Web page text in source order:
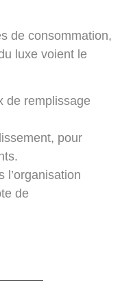
de consommation,
luxe voient le
de remplissage
pour
l’organisation
de